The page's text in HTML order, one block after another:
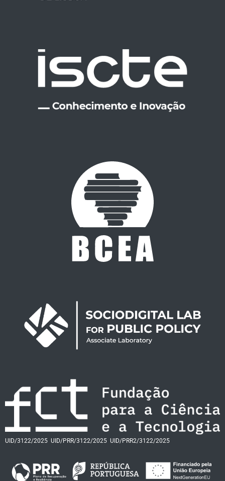
UID/3122/2025 UID/PRR/3122/2025 UID/PRR2/3122/2025